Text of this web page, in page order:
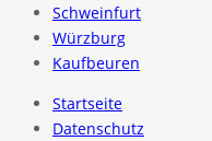
Schweinfurt
Würzburg
Kaufbeuren
Startseite
Datenschutz